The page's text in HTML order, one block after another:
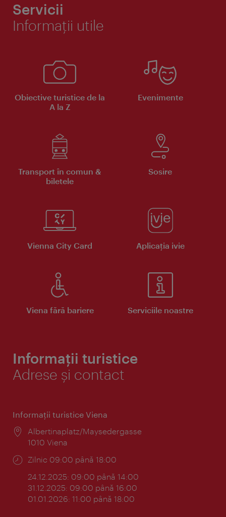
Servicii
Informaţii utile
Obiective turistice de la
A la Z
Evenimente
Transport în comun &
biletele
Sosire
Vienna City Card Aplicaţia ivie
Viena fără bariere Serviciile noastre
Informații turistice
Adrese și contact
Informaţii turistice Viena
Locul:
Albertinaplatz/Maysedergasse
1010 Viena
Program:
Zilnic 09:00 până 18:00
24.12.2025: 09:00 până 14:00
31.12.2025: 09:00 până 16:00
01.01.2026: 11:00 până 18:00